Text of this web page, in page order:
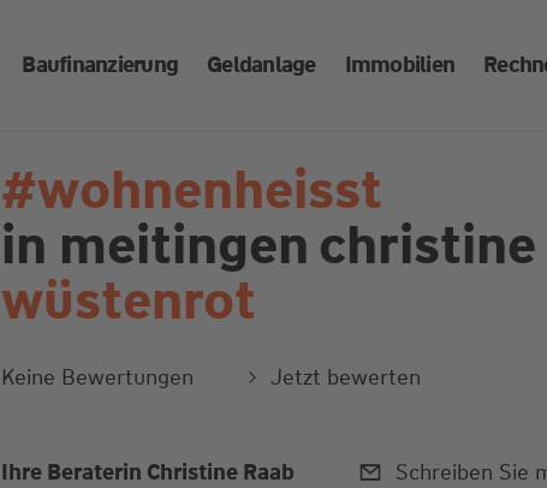
Baufinanzierung Geldanlage Immobilien
#wohnenheisst
in meitingenchristine
wüstenrot
Keine Bewertungen Jetzt bewerten
Ihre Beraterin Christine Raab
Schreiben Sie